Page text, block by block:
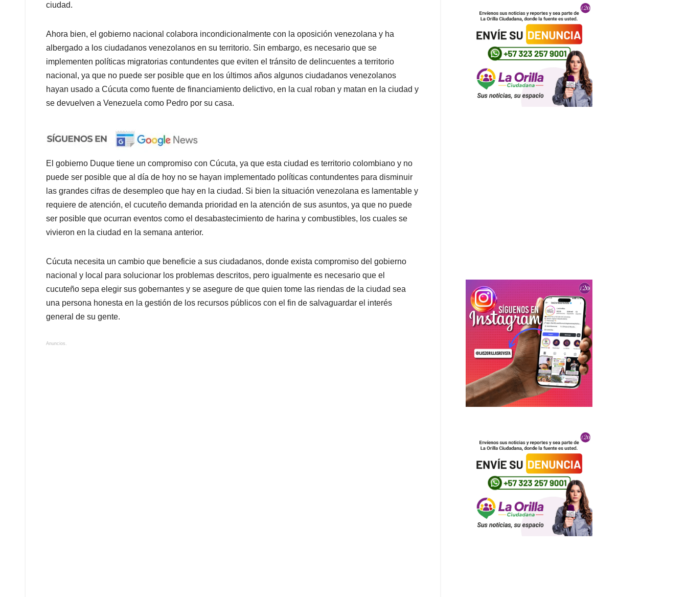
ciudad.
Ahora bien, el gobierno nacional colabora incondicionalmente con la oposición venezolana y ha
albergado a los ciudadanos venezolanos en su territorio. Sin embargo, es necesario que se
implementen políticas migratorias contundentes que eviten el tránsito de delincuentes a territorio
nacional, ya que no puede ser posible que en los últimos años algunos ciudadanos venezolanos
hayan usado a Cúcuta como fuente de financiamiento delictivo, en la cual roban y matan en la ciudad y
se devuelven a Venezuela como Pedro por su casa.
El gobierno Duque tiene un compromiso con Cúcuta, ya que esta ciudad es territorio colombiano y no
puede ser posible que al día de hoy no se hayan implementado políticas contundentes para disminuir
las grandes cifras de desempleo que hay en la ciudad. Si bien la situación venezolana es lamentable y
requiere de atención, el cucuteño demanda prioridad en la atención de sus asuntos, ya que no puede
ser posible que ocurran eventos como el desabastecimiento de harina y combustibles, los cuales se
vivieron en la ciudad en la semana anterior.
Cúcuta necesita un cambio que beneficie a sus ciudadanos, donde exista compromiso del gobierno
nacional y local para solucionar los problemas descritos, pero igualmente es necesario que el
cucuteño sepa elegir sus gobernantes y se asegure de que quien tome las riendas de la ciudad sea
una persona honesta en la gestión de los recursos públicos con el fin de salvaguardar el interés
general de su gente.
Anuncios.